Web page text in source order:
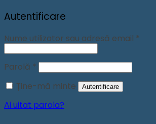
Autentificare
Nume utilizator sau adresă email *
Parolă * Obligatoriu
Ține-mă minte
Autentificare
Ai uitat parola?